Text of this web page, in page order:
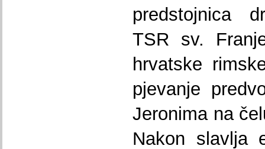
predstojnica
TSR sv.
hrvatske
pjevanje
Jeronima na
Nakon slavlja